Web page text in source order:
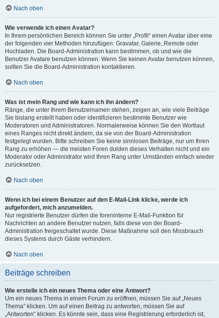
Nach oben
Wie verwende ich einen Avatar?
In Ihrem persönlichen Bereich können Sie unter „Profil“ einen Avatar über eine
der folgenden vier Methoden hinzufügen: Gravatar, Galerie, Remote oder
Hochladen. Die Board-Administration kann bestimmen, ob und wie die
Benutzer Avatare benutzen können. Wenn Sie keinen Avatar benutzen können,
sollten Sie die Board-Administration kontaktieren.
Nach oben
Was ist mein Rang und wie kann ich ihn ändern?
Ränge, die unter Ihrem Benutzernamen stehen, zeigen an, wie viele Beiträge
Sie bislang erstellt haben oder identifizieren bestimmte Benutzer wie
Moderatoren und Administratoren. Normalerweise können Sie den Wortlaut
eines Ranges nicht direkt ändern, da sie von der Board-Administration
festgelegt wurden. Bitte schreiben Sie keine sinnlosen Beiträge, nur um Ihren
Rang zu erhöhen — die meisten Foren dulden dieses Verhalten nicht und ein
Moderator oder Administrator wird Ihren Rang unter Umständen einfach wieder
zurücksetzen.
Nach oben
Wenn ich bei einem Benutzer auf den E-Mail-Link klicke, werde ich
aufgefordert, mich anzumelden.
Nur registrierte Benutzer dürfen die foreninterne E-Mail-Funktion für
Nachrichten an andere Benutzer nutzen, falls diese von der Board-
Administration freigeschaltet wurde. Diese Maßnahme soll den Missbrauch
dieses Systems durch Gäste verhindern.
Nach oben
Beiträge schreiben
Wie erstelle ich ein neues Thema oder eine Antwort?
Um ein neues Thema in einem Forum zu eröffnen, müssen Sie auf „Neues
Thema“ klicken. Um auf einen Beitrag zu antworten, müssen Sie auf
„Antworten“ klicken. Es könnte sein, dass eine Registrierung erforderlich ist,